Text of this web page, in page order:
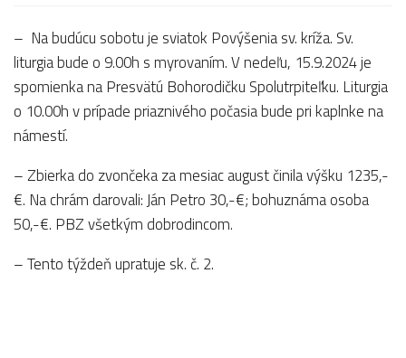
– Na budúcu sobotu je sviatok Povýšenia sv. kríža. Sv.
liturgia bude o 9.00h s myrovaním. V nedeľu, 15.9.2024 je
spomienka na Presvätú Bohorodičku Spolutrpiteľku. Liturgia
o 10.00h v prípade priaznivého počasia bude pri kaplnke na
námestí.
– Zbierka do zvončeka za mesiac august činila výšku 1235,-
€. Na chrám darovali: Ján Petro 30,-€; bohuznáma osoba
50,-€. PBZ všetkým dobrodincom.
– Tento týždeň upratuje sk. č. 2.